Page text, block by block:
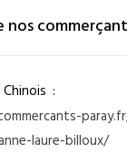
nos
laure-billoux/